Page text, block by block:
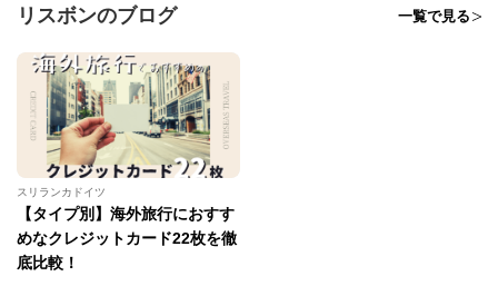
リスボンのブログ 一覧で見る
スリランカドイツ
【タイプ別】海外旅行におすす
めなクレジットカード22枚を徹
底比較！